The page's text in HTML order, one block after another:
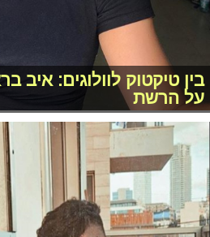
בין טיקטוק לוולוגים: איב
על הרשת